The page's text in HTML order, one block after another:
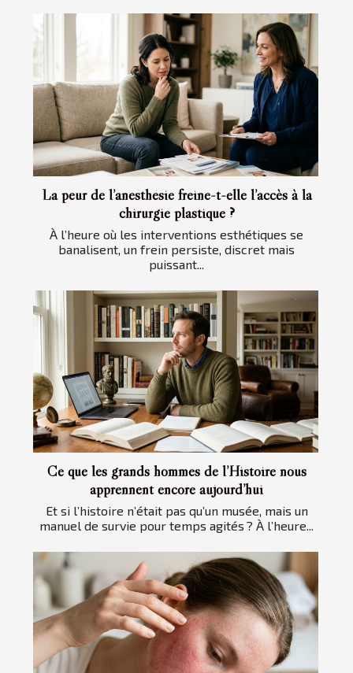
La peur de l’anesthésie freine-t-elle l’accès à la
chirurgie plastique ?
À l’heure où les interventions esthétiques se
banalisent, un frein persiste, discret mais
puissant...
Ce que les grands hommes de l’Histoire nous
apprennent encore aujourd’hui
Et si l’histoire n’était pas qu’un musée, mais un
manuel de survie pour temps agités ? À l’heure...